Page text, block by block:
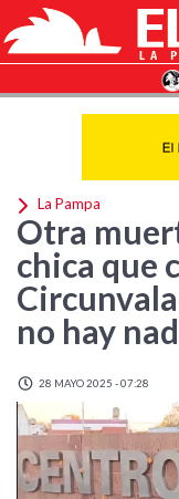
La Pampa
Otra
chica que
no hay
28 MAYO 2025 - 07:28